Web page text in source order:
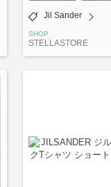
Jil Sander
SHOP
STELLASTORE